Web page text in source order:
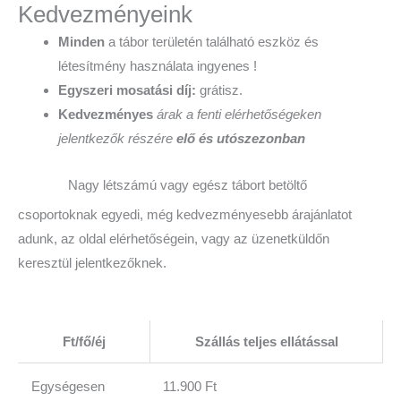
Kedvezményeink
Minden a tábor területén található eszköz és
létesítmény használata ingyenes !
Egyszeri mosatási díj: grátisz.
Kedvezményes árak a fenti elérhetőségeken
jelentkezők részére elő és utószezonban
Nagy létszámú vagy egész tábort betöltő
csoportoknak egyedi, még kedvezményesebb árajánlatot
adunk, az oldal elérhetőségein, vagy az üzenetküldőn
keresztül jelentkezőknek.
Ft/fő/éj Szállás teljes ellátással
Egységesen 11.900 Ft